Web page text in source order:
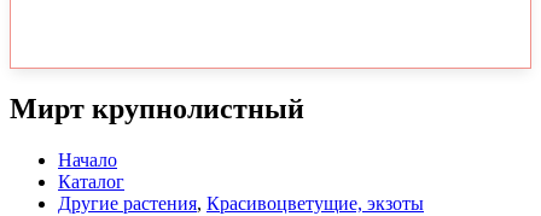
Мирт крупнолистный
Начало
Каталог
Другие растения, Красивоцветущие, экзоты